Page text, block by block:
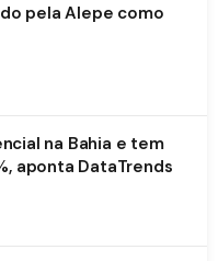
pela Alepe como
na Bahia e tem
aponta DataTrends